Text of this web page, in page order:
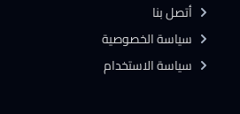
أتصل بنا
سياسة الخصوصية
سياسة الاستخدام